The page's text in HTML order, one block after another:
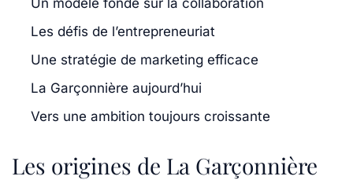
Un modèle fondé sur la collaboration
Les défis de l’entrepreneuriat
Une stratégie de marketing efficace
La Garçonnière aujourd’hui
Vers une ambition toujours croissante
Les origines de La Garçonnière